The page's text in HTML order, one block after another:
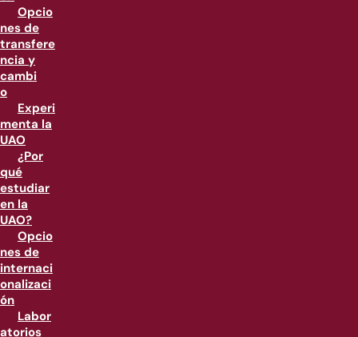
Opcio
nes de
transfere
ncia y
cambi
o
Experi
menta la
UAO
¿Por
qué
estudiar
en la
UAO?
Opcio
nes de
internaci
onalizaci
ón
Labor
atorios